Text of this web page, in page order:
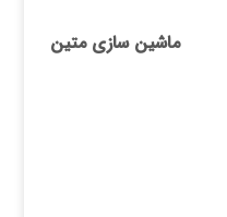
ماشین سازی متین